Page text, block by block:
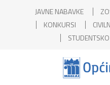
JAVNE NABAVKE
KONKURSI